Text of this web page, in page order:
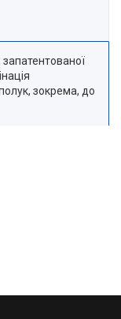
зокрема, до